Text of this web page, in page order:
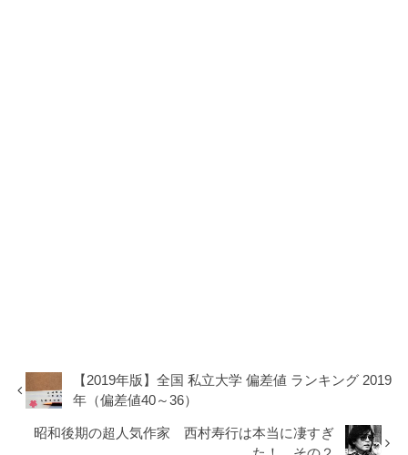
【2019年版】全国 私立大学 偏差値 ランキング 2019
年（偏差値40～36）
昭和後期の超人気作家 西村寿行は本当に凄すぎ